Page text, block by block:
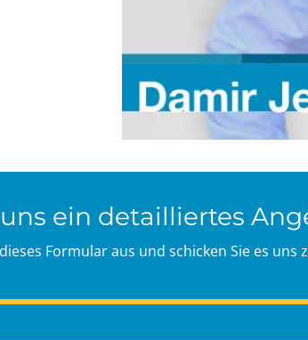
ein detailliertes
Formular aus und schicken Sie es uns